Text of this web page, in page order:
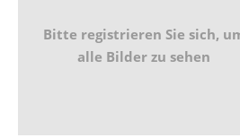
Bitte registrieren Sie sich,
alle Bilder zu sehen